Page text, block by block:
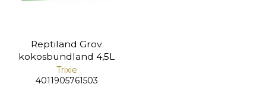
Reptiland Grov
kokosbundland 4,5L
Trixie
4011905761503